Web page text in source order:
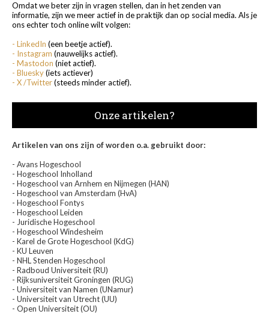
Omdat we beter zijn in vragen stellen, dan in het zenden van
informatie, zijn we meer actief in de praktijk dan op social media. Als je
ons echter toch online wilt volgen:
- LinkedIn (een beetje actief).
- Instagram (nauwelijks actief).
- Mastodon (niet actief).
- Bluesky(iets actiever)
- X /Twitter(steeds minder actief).
Onze artikelen?
Artikelen van ons zijn of worden o.a. gebruikt door:
- Avans Hogeschool
- Hogeschool Inholland
- Hogeschool van Arnhem en Nijmegen (HAN)
- Hogeschool van Amsterdam (HvA)
- Hogeschool Fontys
- Hogeschool Leiden
- Juridische Hogeschool
- Hogeschool Windesheim
- Karel de Grote Hogeschool (KdG)
- KU Leuven
- NHL Stenden Hogeschool
- Radboud Universiteit (RU)
- Rijksuniversiteit Groningen (RUG)
- Universiteit van Namen (UNamur)
- Universiteit van Utrecht (UU)
- Open Universiteit (OU)